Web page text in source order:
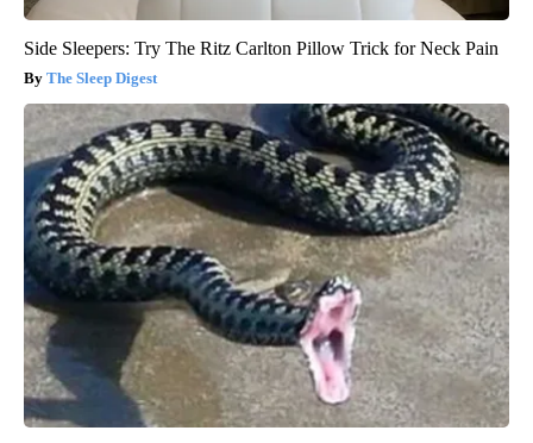
Side Sleepers: Try The Ritz Carlton Pillow Trick for Neck Pain
The Sleep Digest